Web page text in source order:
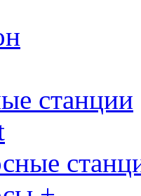
станции